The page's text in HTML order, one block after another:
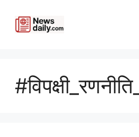
content